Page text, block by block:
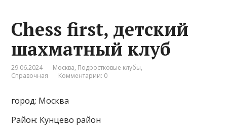
Chess first, детский
шахматный клуб
29.06.2024 Москва, Подростковые клубы,
Справочная
Комментарии: 0
город: Москва
Район: Кунцево район